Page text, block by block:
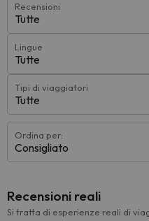
Recensioni
Tutte
Lingue
Tutte
Tipi di viaggiatori
Tutte
Ordina per:
Consigliato
Recensioni reali
Si tratta di esperienze reali di